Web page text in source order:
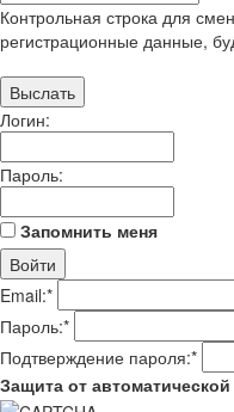
Контрольная строка для
регистрационные данные,
Логин:
Пароль:
Запомнить меня
Email:*
Пароль:*
Подтверждение пароля:*
Защита от